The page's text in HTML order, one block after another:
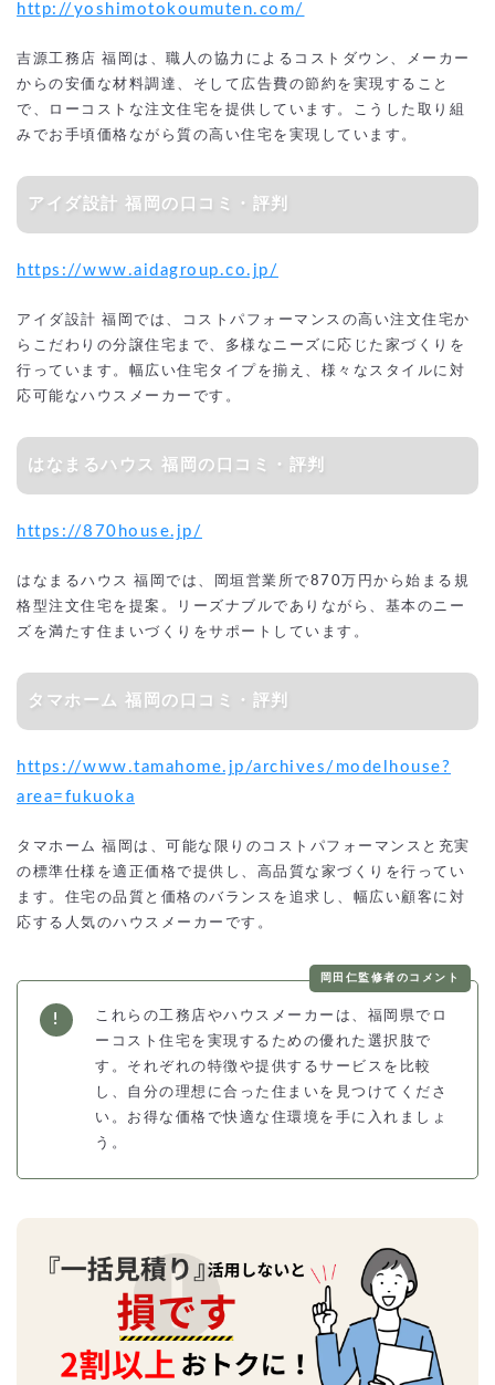
http://yoshimotokoumuten.com/
吉源工務店 福岡は、職人の協力によるコストダウン、メーカー
からの安価な材料調達、そして広告費の節約を実現すること
で、ローコストな注文住宅を提供しています。こうした取り組
みでお手頃価格ながら質の高い住宅を実現しています。
アイダ設計 福岡の口コミ・評判
https://www.aidagroup.co.jp/
アイダ設計 福岡では、コストパフォーマンスの高い注文住宅か
らこだわりの分譲住宅まで、多様なニーズに応じた家づくりを
行っています。幅広い住宅タイプを揃え、様々なスタイルに対
応可能なハウスメーカーです。
はなまるハウス 福岡の口コミ・評判
https://870house.jp/
はなまるハウス 福岡では、岡垣営業所で870万円から始まる規
格型注文住宅を提案。リーズナブルでありながら、基本のニー
ズを満たす住まいづくりをサポートしています。
タマホーム 福岡の口コミ・評判
https://www.tamahome.jp/archives/modelhouse?
area=fukuoka
タマホーム 福岡は、可能な限りのコストパフォーマンスと充実
の標準仕様を適正価格で提供し、高品質な家づくりを行ってい
ます。住宅の品質と価格のバランスを追求し、幅広い顧客に対
応する人気のハウスメーカーです。
岡田仁監修者のコメント
これらの工務店やハウスメーカーは、福岡県でロ
ーコスト住宅を実現するための優れた選択肢で
す。それぞれの特徴や提供するサービスを比較
し、自分の理想に合った住まいを見つけてくださ
い。お得な価格で快適な住環境を手に入れましょ
う。